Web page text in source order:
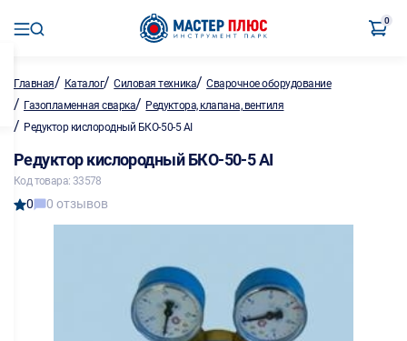
0
Главная/ Каталог/Силовая техника/Сварочное оборудование
/ Газопламенная сварка/ Редуктора, клапана, вентиля
/ Редуктор кислородный БКО-50-5 AI
Редуктор кислородный БКО-50-5 AI
Код товара: 33578
0 0 отзывов